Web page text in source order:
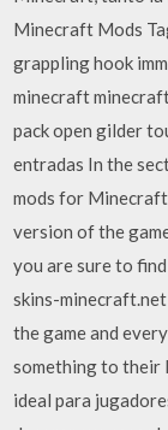
Minecraft Mods
grappling hook
minecraft
pack open gilder
entradas In the
mods for
version of the
you are sure to
skins-
the game and
something to their
ideal para